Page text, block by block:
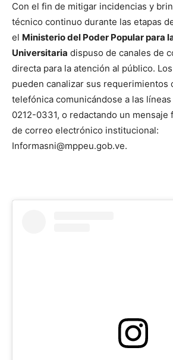
Con el fin de mitigar incidencias y
técnico continuo durante las etapas
el Ministerio del Poder Popular para
Universitaria dispuso de canales de
directa para la atención al público.
pueden canalizar sus requerimientos
telefónica comunicándose a las
0212-0331, o redactando un mensaje
de correo electrónico institucional:
Informasni@mppeu.gob.ve.